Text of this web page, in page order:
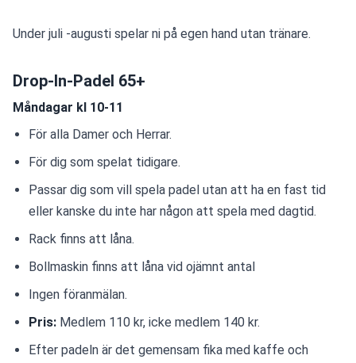
Under juli -augusti spelar ni på egen hand utan tränare.
Drop-In-Padel 65+
Måndagar kl 10-11
För alla Damer och Herrar.
För dig som spelat tidigare.
Passar dig som vill spela padel utan att ha en fast tid
eller kanske du inte har någon att spela med dagtid.
Rack finns att låna.
Bollmaskin finns att låna vid ojämnt antal
Ingen föranmälan.
Pris: Medlem 110 kr, icke medlem 140 kr.
Efter padeln är det gemensam fika med kaffe och